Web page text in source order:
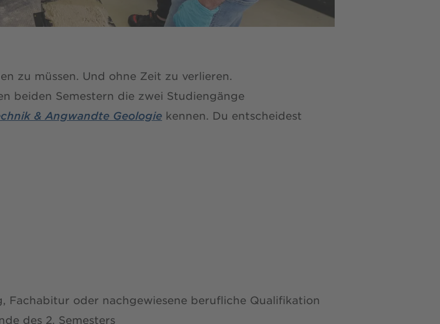
zu müssen. Und ohne Zeit zu verlieren.
beiden Semestern die zwei Studiengänge
& Angwandte Geologie kennen. Du entscheidest
Fachabitur oder nachgewiesene berufliche Qualifikation
des 2. Semesters